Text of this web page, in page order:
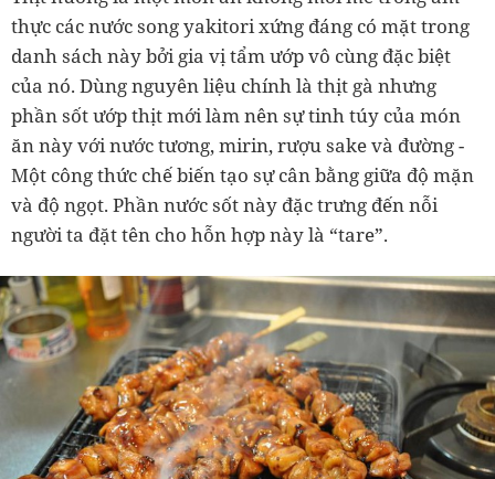
thực các nước song yakitori xứng đáng có mặt trong
danh sách này bởi gia vị tẩm ướp vô cùng đặc biệt
của nó. Dùng nguyên liệu chính là thịt gà nhưng
phần sốt ướp thịt mới làm nên sự tinh túy của món
ăn này với nước tương, mirin, rượu sake và đường -
Một công thức chế biến tạo sự cân bằng giữa độ mặn
và độ ngọt. Phần nước sốt này đặc trưng đến nỗi
người ta đặt tên cho hỗn hợp này là “tare”.